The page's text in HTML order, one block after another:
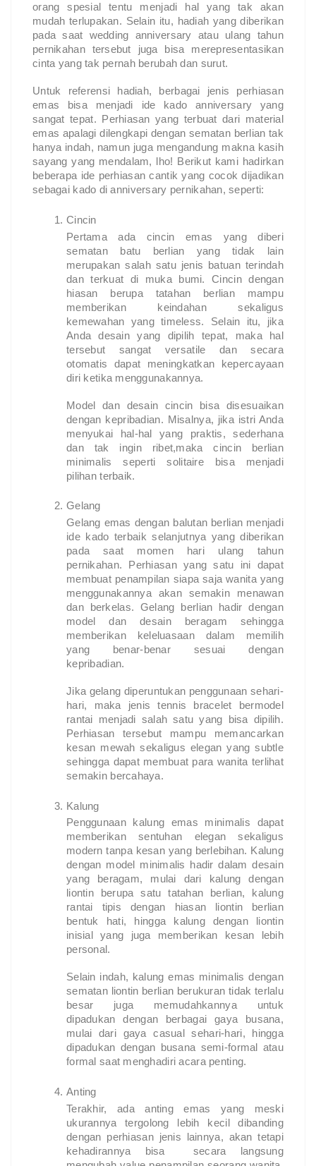
orang spesial tentu menjadi hal yang tak akan
mudah terlupakan. Selain itu, hadiah yang diberikan
pada saat wedding anniversary atau ulang tahun
pernikahan tersebut juga bisa merepresentasikan
cinta yang tak pernah berubah dan surut.
Untuk referensi hadiah, berbagai jenis perhiasan
emas bisa menjadi ide kado anniversary yang
sangat tepat. Perhiasan yang terbuat dari material
emas apalagi dilengkapi dengan sematan berlian tak
hanya indah, namun juga mengandung makna kasih
sayang yang mendalam, lho! Berikut kami hadirkan
beberapa ide perhiasan cantik yang cocok dijadikan
sebagai kado di anniversary pernikahan, seperti:
Cincin
Pertama ada cincin emas yang diberi
sematan batu berlian yang tidak lain
merupakan salah satu jenis batuan terindah
dan terkuat di muka bumi. Cincin dengan
hiasan berupa tatahan berlian mampu
memberikan keindahan sekaligus
kemewahan yang timeless. Selain itu, jika
Anda desain yang dipilih tepat, maka hal
tersebut sangat versatile dan secara
otomatis dapat meningkatkan kepercayaan
diri ketika menggunakannya.
Model dan desain cincin bisa disesuaikan
dengan kepribadian. Misalnya, jika istri Anda
menyukai hal-hal yang praktis, sederhana
dan tak ingin ribet,maka cincin berlian
minimalis seperti solitaire bisa menjadi
pilihan terbaik.
Gelang
Gelang emas dengan balutan berlian menjadi
ide kado terbaik selanjutnya yang diberikan
pada saat momen hari ulang tahun
pernikahan. Perhiasan yang satu ini dapat
membuat penampilan siapa saja wanita yang
menggunakannya akan semakin menawan
dan berkelas. Gelang berlian hadir dengan
model dan desain beragam sehingga
memberikan keleluasaan dalam memilih
yang benar-benar sesuai dengan
kepribadian.
Jika gelang diperuntukan penggunaan sehari-
hari, maka jenis tennis bracelet bermodel
rantai menjadi salah satu yang bisa dipilih.
Perhiasan tersebut mampu memancarkan
kesan mewah sekaligus elegan yang subtle
sehingga dapat membuat para wanita terlihat
semakin bercahaya.
Kalung
Penggunaan kalung emas minimalis dapat
memberikan sentuhan elegan sekaligus
modern tanpa kesan yang berlebihan. Kalung
dengan model minimalis hadir dalam desain
yang beragam, mulai dari kalung dengan
liontin berupa satu tatahan berlian, kalung
rantai tipis dengan hiasan liontin berlian
bentuk hati, hingga kalung dengan liontin
inisial yang juga memberikan kesan lebih
personal.
Selain indah, kalung emas minimalis dengan
sematan liontin berlian berukuran tidak terlalu
besar juga memudahkannya untuk
dipadukan dengan berbagai gaya busana,
mulai dari gaya casual sehari-hari, hingga
dipadukan dengan busana semi-formal atau
formal saat menghadiri acara penting.
Anting
Terakhir, ada anting emas yang meski
ukurannya tergolong lebih kecil dibanding
dengan perhiasan jenis lainnya, akan tetapi
kehadirannya bisa secara langsung